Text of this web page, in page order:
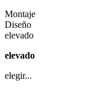
Montaje
Diseño
elevado
elevado
elegir...